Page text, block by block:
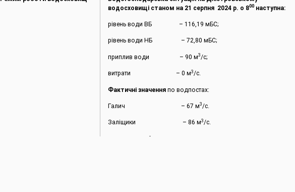
водосховищі станом на 21 серпня 2024 р. о 800 наступна:
рівень води ВБ – 116,19 мБС;
рівень води НБ – 72,80 мБС;
приплив води – 90 м3/с;
витрати – 0 м3/с.
Фактичні значенняпо водпостах:
Галич – 67 м3/с.
Заліщики – 86 м3/с.
Середньодобові значення за 20 серпня;